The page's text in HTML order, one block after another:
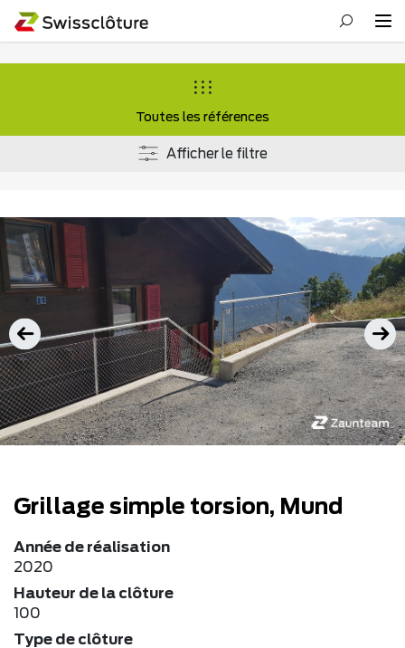
Toutes les références
Afficher le filtre
Grillage simple torsion, Mund
Année de réalisation
2020
Hauteur de la clôture
100
Type de clôture